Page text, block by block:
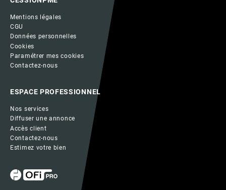
Mentions légales
CGU
Données personnelles
Cookies
Paramétrer mes cookies
Contactez-nous
ESPACE PROFESSIONNEL
Nos services
Diffuser une annonce
Accès client
Contactez-nous
Estimez votre bien